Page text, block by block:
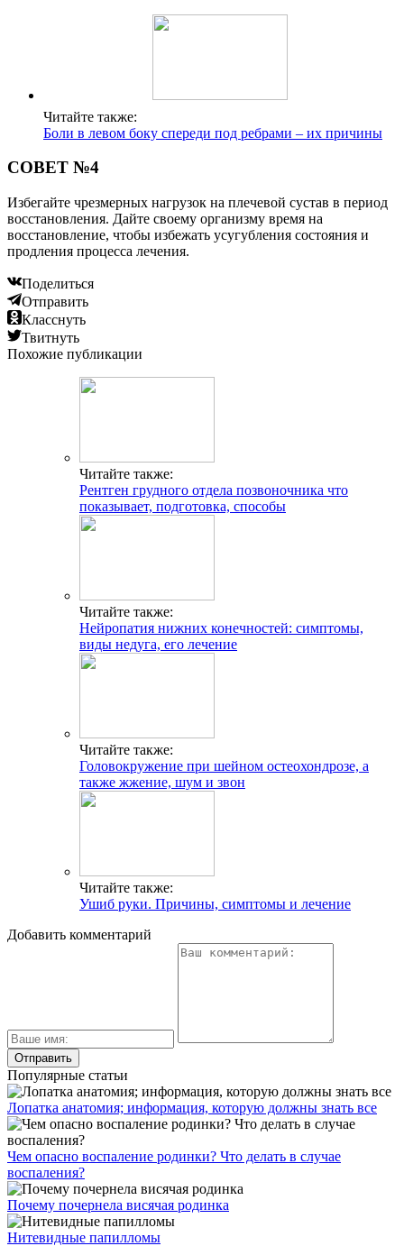
Читайте также:
Боли в левом боку спереди под ребрами – их причины
СОВЕТ №4
Избегайте чрезмерных нагрузок на плечевой сустав в период
восстановления. Дайте своему организму время на
восстановление, чтобы избежать усугубления состояния и
продления процесса лечения.
Поделиться
Отправить
Класснуть
Твитнуть
Похожие публикации
Читайте также:
Рентген грудного отдела позвоночника что
показывает, подготовка, способы
Читайте также:
Нейропатия нижних конечностей: симптомы,
виды недуга, его лечение
Читайте также:
Головокружение при шейном остеохондрозе, а
также жжение, шум и звон
Читайте также:
Ушиб руки. Причины, симптомы и лечение
Добавить комментарий
Популярные статьи
Лопатка анатомия; информация, которую должны знать все
Чем опасно воспаление родинки? Что делать в случае
воспаления?
Почему почернела висячая родинка
Нитевидные папилломы